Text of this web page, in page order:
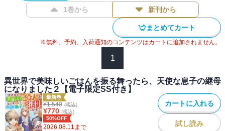
1巻から 新刊から
まとめてカート
※無料、予約、入荷通知のコンテンツはカートに追加されません。
1
異世界で美味しいごはんを振る舞ったら、天使な息子の継母
になりました２【電子限定SS付き】
最新巻
¥1,540 (税込)
¥770 (税込)
50%OFF
2026.08.11 まで
カートに入れる
試し読み